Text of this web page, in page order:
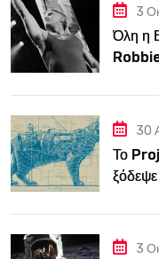
3
Όλη η
30
Το
3